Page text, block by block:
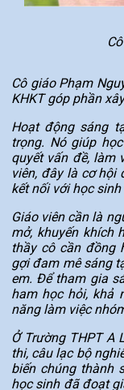
Cô giáo Phạm
KHKT góp phần
Hoạt động sáng
trọng. Nó giúp
quyết vấn đề, làm
viên, đây là cơ hội
kết nối với học
Giáo viên cần là
mở, khuyến khích
thầy cô cần đồng
gợi đam mê sáng
em. Để tham gia
ham học hỏi, khả
năng làm việc
Ở Trường THPT A
thi, câu lạc bộ
biến chúng thành
học sinh đã đoạt